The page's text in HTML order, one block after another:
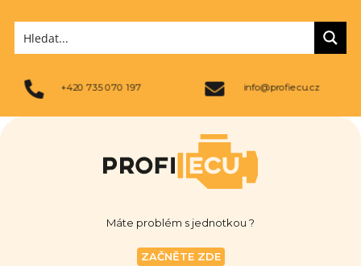
+420 735 070 197 info@profiecu.cz
Máte problém s jednotkou ?
ZAČNĚTE ZDE